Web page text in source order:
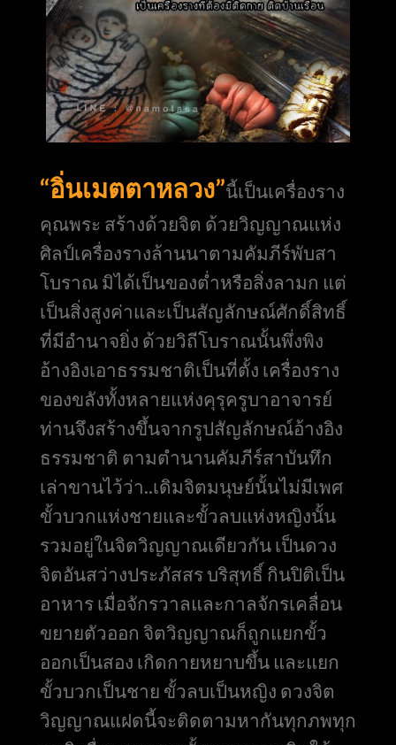
“อิ่นเมตตาหลวง”นี้เป็นเครื่องราง
คุณพระ สร้างด้วยจิต ด้วยวิญญาณแห่ง
ศิลป์เครื่องรางล้านนาตามคัมภีร์พับสา
โบราณ มิได้เป็นของต่ำหรือสิ่งลามก แต่
เป็นสิ่งสูงค่าและเป็นสัญลักษณ์ศักดิ์สิทธิ์
ที่มีอำนาจยิ่ง ด้วยวิถีโบราณนั้นพึ่งพิง
อ้างอิงเอาธรรมชาติเป็นที่ตั้ง เครื่องราง
ของขลังทั้งหลายแห่งคุรุครูบาอาจารย์
ท่านจึงสร้างขึ้นจากรูปสัญลักษณ์อ้างอิง
ธรรมชาติ ตามตำนานคัมภีร์สาบันทึก
เล่าขานไว้ว่า..เดิมจิตมนุษย์นั้นไม่มีเพศ
ขั้วบวกแห่งชายและขั้วลบแห่งหญิงนั้น
รวมอยู่ในจิตวิญญาณเดียวกัน เป็นดวง
จิตอันสว่างประภัสสร บริสุทธิ์ กินปิติเป็น
อาหาร เมื่อจักรวาลและกาลจักรเคลื่อน
ขยายตัวออก จิตวิญญาณก็ถูกแยกขั้ว
ออกเป็นสอง เกิดกายหยาบขึ้น และแยก
ขั้วบวกเป็นชาย ขั้วลบเป็นหญิง ดวงจิต
วิญญาณแฝดนี้จะติดตามหากันทุกภพทุก